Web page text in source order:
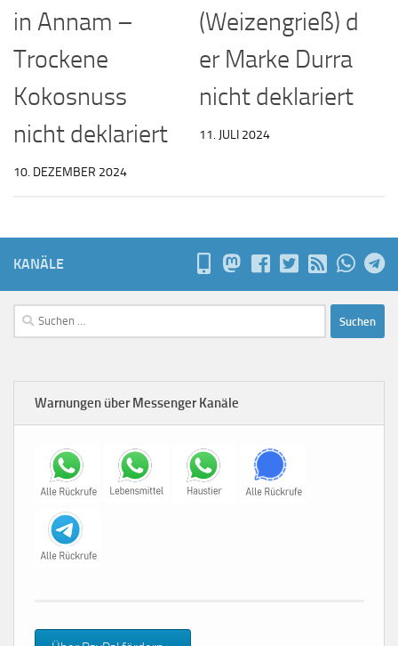
in Annam –
Trockene
Kokosnuss
nicht deklariert
10. DEZEMBER 2024
(Weizengrieß) d
er Marke Durra
nicht deklariert
11. JULI 2024
KANÄLE
Suchen
nach:
Warnungen über Messenger Kanäle